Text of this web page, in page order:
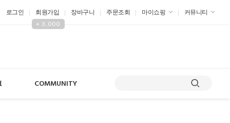
로그인 회원가입
+ 3,000
장바구니 주문조회 마이쇼핑 커뮤니티
COMMUNITY